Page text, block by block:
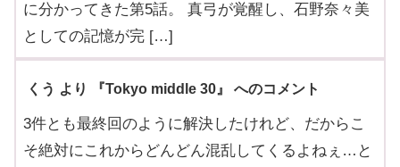
に分かってきた第5話。 真弓が覚醒し、石野奈々美
としての記憶が完 […]
くう より 『Tokyo middle 30』 へのコメント
3件とも最終回のように解決したけれど、だからこ
そ絶対にこれからどんどん混乱してくるよねぇ…と